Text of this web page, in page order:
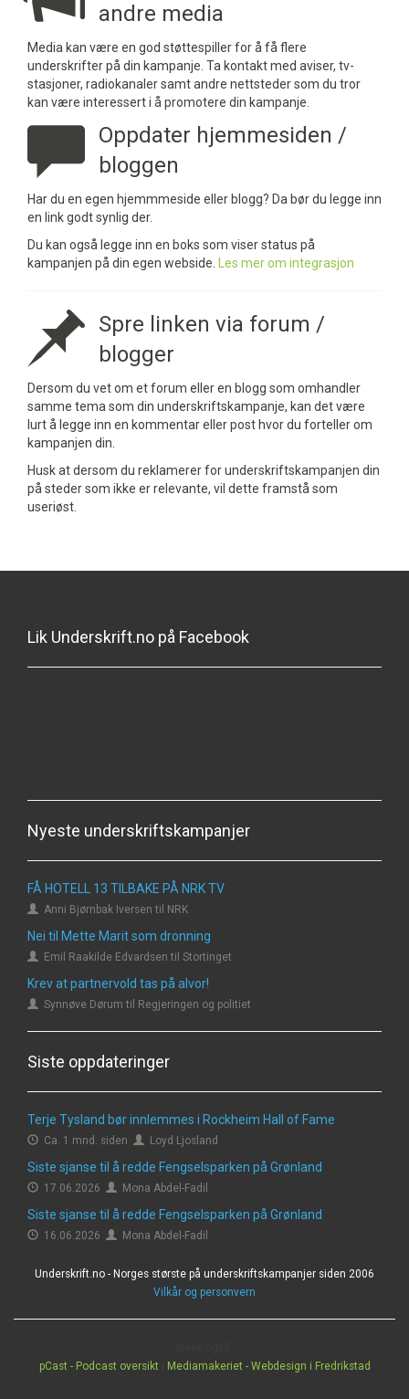
andre media
Media kan være en god støttespiller for å få flere
underskrifter på din kampanje. Ta kontakt med aviser, tv-
stasjoner, radiokanaler samt andre nettsteder som du tror
kan være interessert i å promotere din kampanje.
Oppdater hjemmesiden /
bloggen
Har du en egen hjemmmeside eller blogg? Da bør du legge inn
en link godt synlig der.
Du kan også legge inn en boks som viser status på
kampanjen på din egen webside.
Les mer om integrasjon
Spre linken via forum /
blogger
Dersom du vet om et forum eller en blogg som omhandler
samme tema som din underskriftskampanje, kan det være
lurt å legge inn en kommentar eller post hvor du forteller om
kampanjen din.
Husk at dersom du reklamerer for underskriftskampanjen din
på steder som ikke er relevante, vil dette framstå som
useriøst.
Lik Underskrift.no på Facebook
Nyeste underskriftskampanjer
FÅ HOTELL 13 TILBAKE PÅ NRK TV
Anni Bjørnbak Iversen til NRK
Nei til Mette Marit som dronning
Emil Raakilde Edvardsen til Stortinget
Krev at partnervold tas på alvor!
Synnøve Dørum til Regjeringen og politiet
Siste oppdateringer
Terje Tysland bør innlemmes i Rockheim Hall of Fame
Ca. 1 mnd. siden Loyd Ljosland
Siste sjanse til å redde Fengselsparken på Grønland
17.06.2026 Mona Abdel-Fadil
Siste sjanse til å redde Fengselsparken på Grønland
16.06.2026 Mona Abdel-Fadil
Underskrift.no - Norges største på underskriftskampanjer siden 2006
Vilkår og personvern
pCast - Podcast oversikt
Mediamakeriet - Webdesign i Fredrikstad